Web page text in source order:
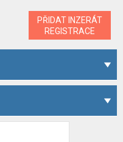
PŘIDAT INZERÁT
REGISTRACE